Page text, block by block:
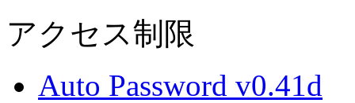
アクセス制限
Auto Password v0.41d